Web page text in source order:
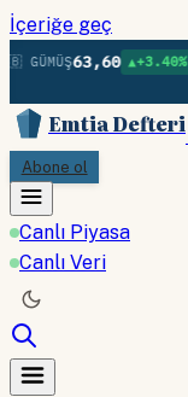
İçeriğe geç
GÜMÜŞ63,60 ▲+3.40% •
Emtia Defteri
Abone ol
Canlı Piyasa
Canlı Veri